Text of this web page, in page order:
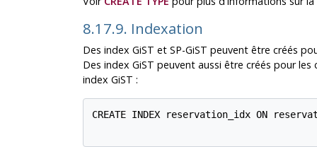
8.17.9. Indexation
Des index GiST et SP-GiST peuvent être créés
Des index GiST peuvent aussi être créés pour
index GiST :
CREATE INDEX reservation_idx ON